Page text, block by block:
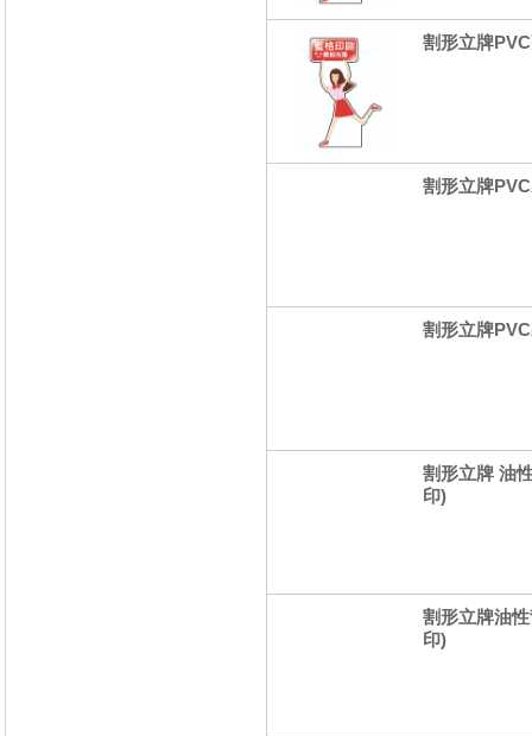
割形立牌
割形立牌
割形立牌
割形立牌 油
印)
割形立牌油
印)